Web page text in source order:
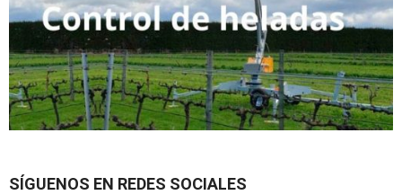
SÍGUENOS EN REDES SOCIALES